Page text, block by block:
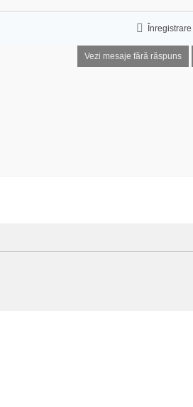
Înregistrare
Vezi mesaje fără răspuns